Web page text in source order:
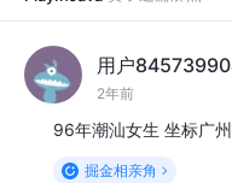
用户
2年前
96年潮汕女生 坐标广
掘金相亲角